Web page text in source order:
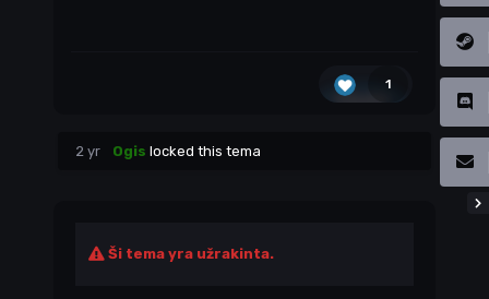
1
2 yr Ogis locked this tema
Ši tema yra užrakinta.